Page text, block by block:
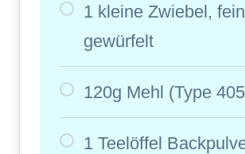
1 kleine Zwiebel, fein
gewürfelt
120g Mehl (Type
1 Teelöffel